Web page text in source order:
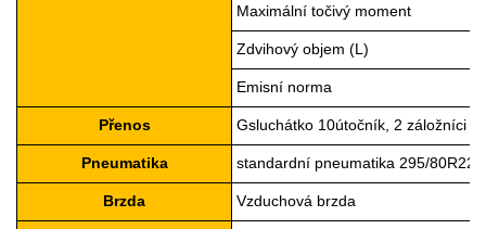
Maximální točivý moment
Zdvihový objem (L)
Emisní norma
Přenos Gsluchátko 10útočník, 2 záložníci
Pneumatika standardní pneumatika 295/
Brzda Vzduchová brzda